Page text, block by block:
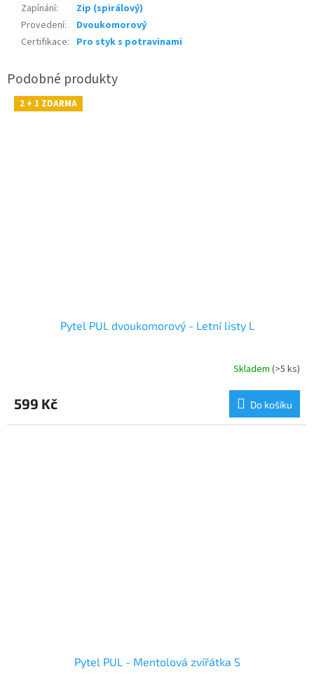
Zapínání:
Zip (spirálový)
Provedení:
Dvoukomorový
Certifikace: Pro styk s potravinami
2 + 1 ZDARMA
Pytel PUL dvoukomorový - Letní listy L
Skladem (>5 ks)
599 Kč Do košíku
Pytel PUL - Mentolová zvířátka S